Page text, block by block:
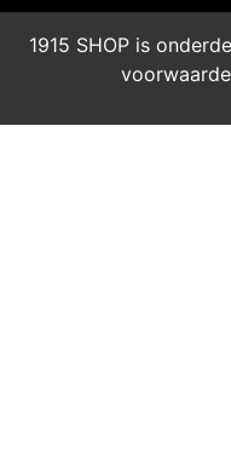
1915 SHOP is